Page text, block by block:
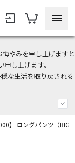
やみを申し上げますと
し上げます。
な生活を取り戻される
ント！
】 ロングパンツ（BIG